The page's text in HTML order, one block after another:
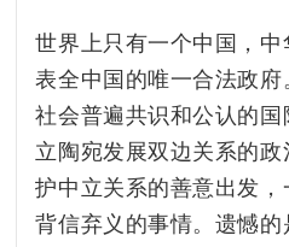
世界上只有一个中国，
表全中国的唯一合法政
社会普遍共识和公认的国
立陶宛发展双边关系的
护中立关系的善意出发
背信弃义的事情。遗憾